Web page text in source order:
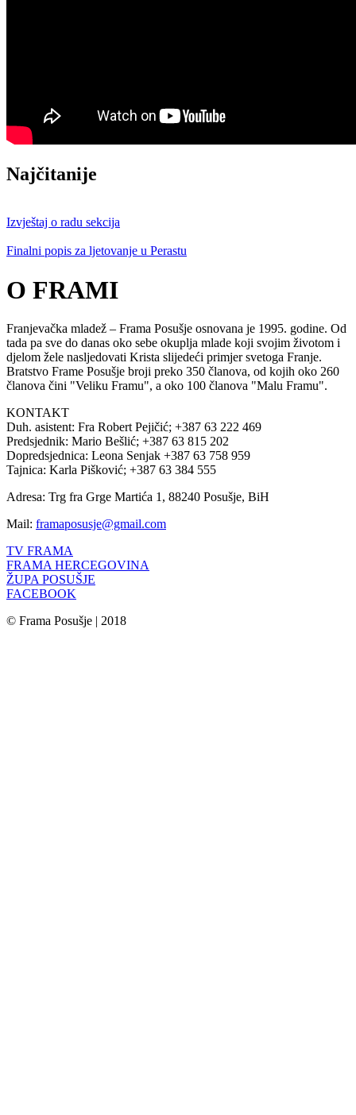
Najčitanije
Izvještaj o radu sekcija
Finalni popis za ljetovanje u Perastu
O FRAMI
Franjevačka mladež – Frama Posušje osnovana je 1995. godine. Od
tada pa sve do danas oko sebe okuplja mlade koji svojim životom i
djelom žele nasljedovati Krista slijedeći primjer svetoga Franje.
Bratstvo Frame Posušje broji preko 350 članova, od kojih oko 260
članova čini "Veliku Framu", a oko 100 članova "Malu Framu".
KONTAKT
Duh. asistent: Fra Robert Pejičić; +387 63 222 469
Predsjednik: Mario Bešlić; +387 63 815 202
Dopredsjednica: Leona Senjak +387 63 758 959
Tajnica: Karla Pišković; +387 63 384 555
Adresa: Trg fra Grge Martića 1, 88240 Posušje, BiH
Mail: framaposusje@gmail.com
TV FRAMA
FRAMA HERCEGOVINA
ŽUPA POSUŠJE
FACEBOOK
© Frama Posušje | 2018